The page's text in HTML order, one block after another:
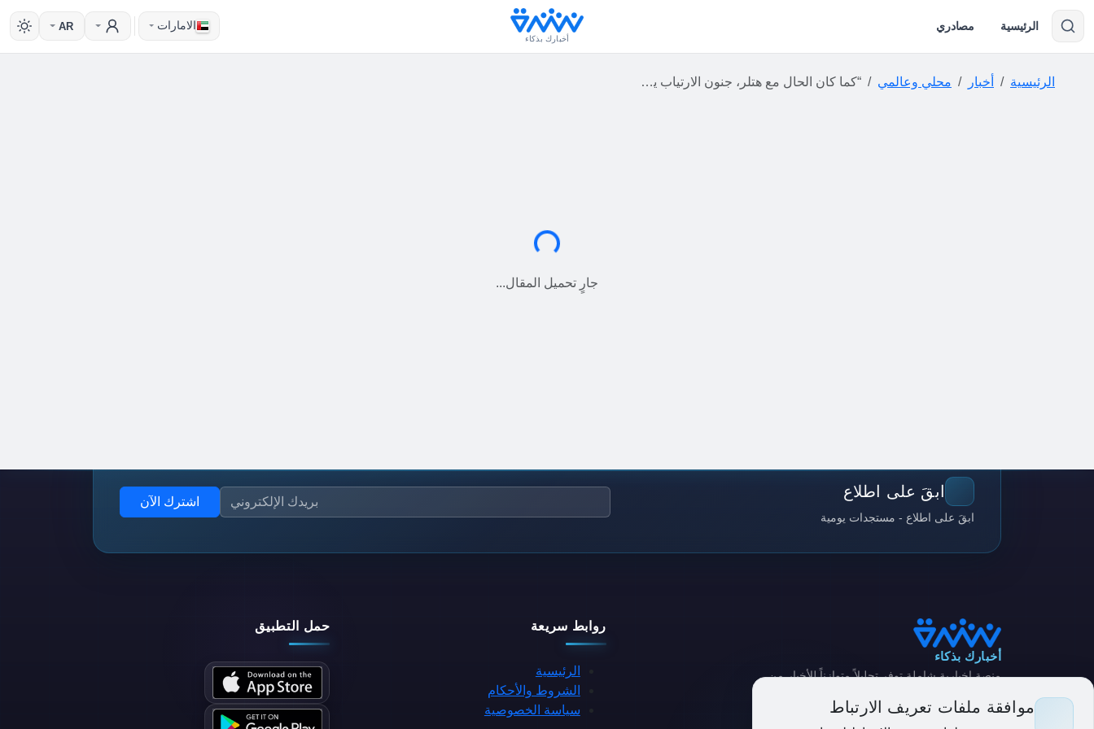
موافقة ملفات تعريف الارتباط
الرئيسية مصادري
أخبارك بذكاء
الامارات AR
الرئيسية أخبار محلي وعالمي “كما كان الحال مع هتلر، جنون الارتياب يسيطر على بوتين” – مقال في التلغراف #عاجل
جارٍ التحميل...
جارٍ تحميل المقال...
ابقَ على اطلاع
ابقَ على اطلاع - مستجدات يومية
اشترك الآن
أخبارك بذكاء
منصة إخبارية شاملة توفر تحليلاً متوازناً للأخبار من
روابط سريعة
الرئيسية
الشروط والأحكام
سياسة الخصوصية
حمل التطبيق